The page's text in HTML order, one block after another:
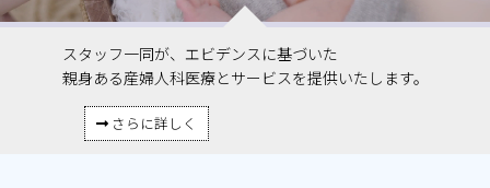
スタッフ一同が、エビデンスに基づいた
親身ある産婦人科医療とサービスを提供いたします。
さらに詳しく